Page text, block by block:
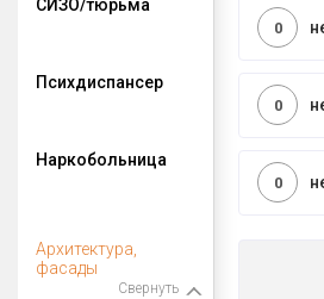
СИЗО/тюрьма
0
Психдиспансер
0
Наркобольница
0
Архитектура,
фасады
Свернуть